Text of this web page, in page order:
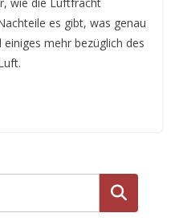
wie die Luftfracht
es gibt, was genau
mehr bezüglich des
Suche